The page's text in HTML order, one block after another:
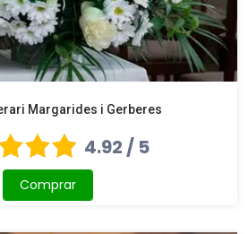
Margarides i Gerberes
4.92 / 5
Comprar